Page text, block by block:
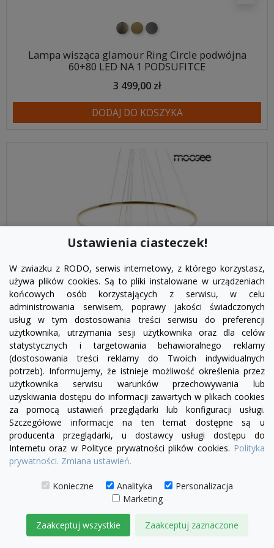
nikiel szczotkowany
mosiądz szczotkowany
tytan szczotkowany
Lampa wisząca glamour Ring Circle podwójna
60+80 LED NA 1 PODSUFITCE
3 499,00 zł
DODAJ DO KOSZYKA
złoty
Lampa wisząca glamour RING SLIM M złota
3 299,00 zł
DODAJ DO KOSZYKA
Ustawienia ciasteczek!
W zwiazku z RODO, serwis internetowy, z którego korzystasz,
używa plików cookies. Są to pliki instalowane w urządzeniach
końcowych osób korzystających z serwisu, w celu
administrowania serwisem, poprawy jakości świadczonych
usług w tym dostosowania treści serwisu do preferencji
użytkownika, utrzymania sesji użytkownika oraz dla celów
statystycznych i targetowania behawioralnego reklamy
(dostosowania treści reklamy do Twoich indywidualnych
potrzeb). Informujemy, że istnieje możliwość określenia przez
użytkownika serwisu warunków przechowywania lub
uzyskiwania dostępu do informacji zawartych w plikach cookies
za pomocą ustawień przeglądarki lub konfiguracji usługi.
Szczegółowe informacje na ten temat dostępne są u
producenta przeglądarki, u dostawcy usługi dostępu do
Internetu oraz w Polityce prywatności plików cookies. Polityka
prywatności. Zmiana ustawień.
Konieczne Analityka
Personalizacja
Marketing
Zaakceptuj wszystkie Zaakceptuj zaznaczone